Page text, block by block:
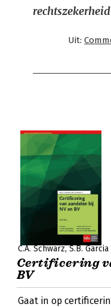
Uit:
C.A. Schwarz S.B.
Certificering
BV
Gaat in op